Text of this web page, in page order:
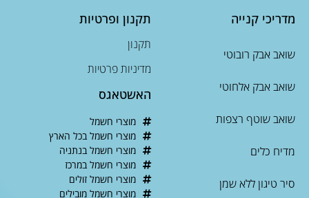
מדריכי קנייה
שואב אבק רובוטי
שואב אבק אלחוטי
שואב שוטף רצפות
מדיח כלים
סיר טיגון ללא שמן
תקנון ופרטיות
תקנון
מדיניות פרטיות
האשטאגס
מוצרי חשמל
מוצרי חשמל בכל הארץ
מוצרי חשמל בנתניה
מוצרי חשמל במרכז
מוצרי חשמל זולים
מוצרי חשמל מובילים